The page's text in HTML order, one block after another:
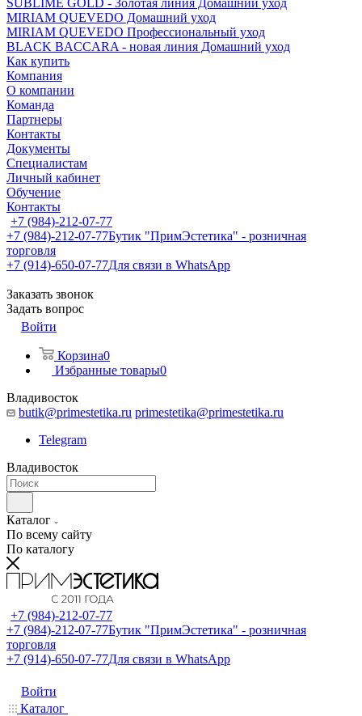
SUBLIME GOLD - Золотая линия Домашний уход
MIRIAM QUEVEDO Домашний уход
MIRIAM QUEVEDO Профессиональный уход
BLACK BACCARA - новая линия Домашний уход
Как купить
Компания
О компании
Команда
Партнеры
Контакты
Документы
Специалистам
Личный кабинет
Обучение
Контакты
+7 (984)-212-07-77
+7 (984)-212-07-77Бутик "ПримЭстетика" - розничная
торговля
+7 (914)-650-07-77Для связи в WhatsApp
Заказать звонок
Задать вопрос
Войти
Корзина0
Избранные товары0
Владивосток
butik@primestetika.ru primestetika@primestetika.ru
Telegram
Владивосток
Каталог
По всему сайту
По каталогу
+7 (984)-212-07-77
+7 (984)-212-07-77Бутик "ПримЭстетика" - розничная
торговля
+7 (914)-650-07-77Для связи в WhatsApp
Войти
Каталог